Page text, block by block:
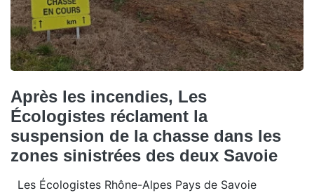
Après les incendies, Les
Écologistes réclament la
suspension de la chasse dans les
zones sinistrées des deux Savoie
Les Écologistes Rhône-Alpes Pays de Savoie